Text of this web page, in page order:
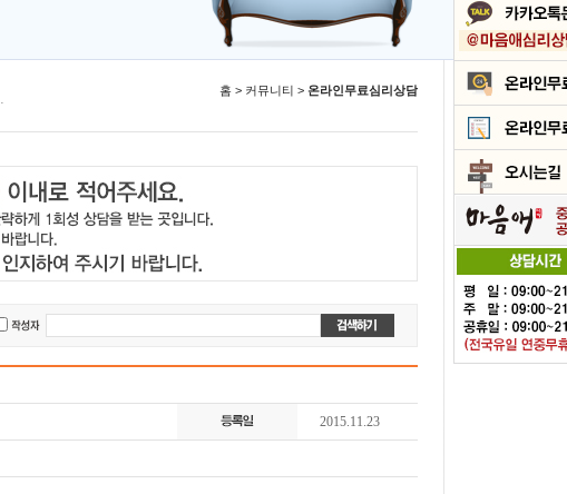
홈 > 커뮤니티 > 온라인무료심리상담
2015.11.23